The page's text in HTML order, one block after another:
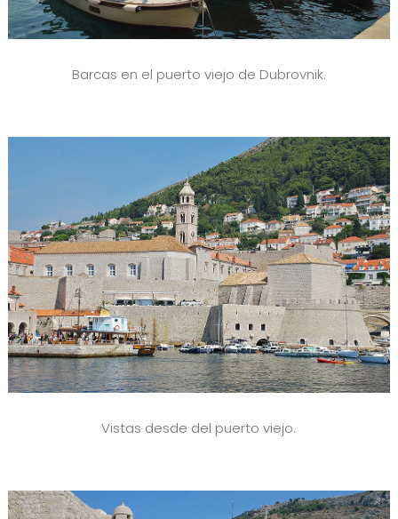
Barcas en el puerto viejo de Dubrovnik.
Vistas desde del puerto viejo.